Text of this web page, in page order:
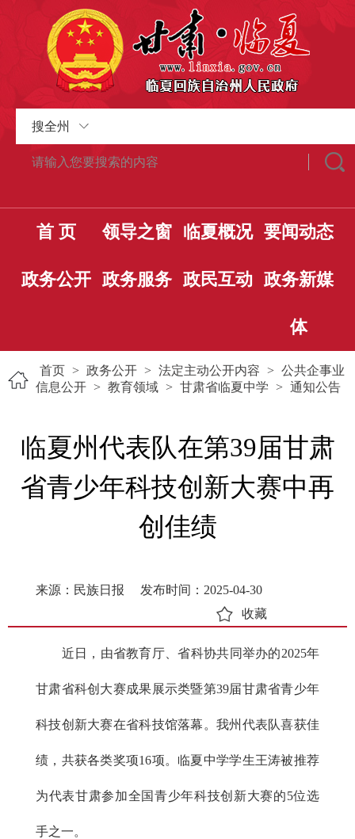
搜全州
首 页 领导之窗 临夏概况 要闻动态
政务公开 政务服务 政民互动 政务新媒
体
首页 > 政务公开 > 法定主动公开内容 > 公共企事业
信息公开 > 教育领域 > 甘肃省临夏中学 > 通知公告
临夏州代表队在第39届甘肃
省青少年科技创新大赛中再
创佳绩
来源：民族日报
发布时间：2025-04-30
收藏
近日，由省教育厅、省科协共同举办的2025年
甘肃省科创大赛成果展示类暨第39届甘肃省青少年
科技创新大赛在省科技馆落幕。我州代表队喜获佳
绩，共获各类奖项16项。临夏中学学生王涛被推荐
为代表甘肃参加全国青少年科技创新大赛的5位选
手之一。